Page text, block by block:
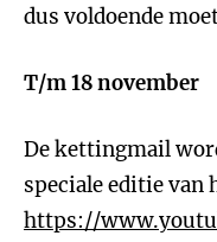
dus voldoende
T/m 18 november
De kettingmail
speciale editie van
https://